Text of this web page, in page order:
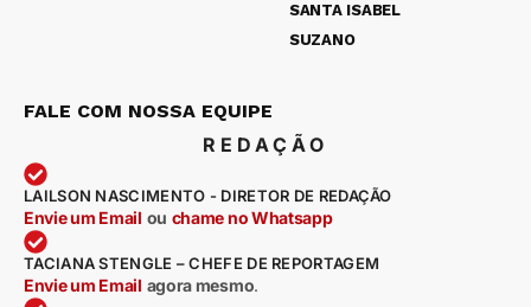
SANTA ISABEL
SUZANO
FALE COM NOSSA EQUIPE
REDAÇÃO
LAILSON NASCIMENTO - DIRETOR DE REDAÇÃO
Envie um Email ou chame no Whatsapp
TACIANA STENGLE – CHEFE DE REPORTAGEM
Envie um Email agora mesmo.